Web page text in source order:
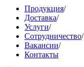
Продукция/
Доставка/
Услуги/
Сотрудничество/
Вакансии/
Контакты